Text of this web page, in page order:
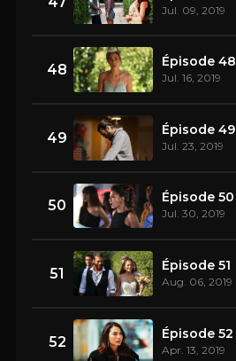
Jul. 09, 2019
48 Épisode 48
Jul. 16, 2019
49 Épisode 49
Jul. 23, 2019
50 Épisode 50
Jul. 30, 2019
51 Épisode 51
Aug. 06, 2019
52 Épisode 52
Apr. 13, 2019